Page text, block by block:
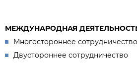
МЕЖДУНАРОДНАЯ
Многостороннее сотрудничество
Двустороннее сотрудничество